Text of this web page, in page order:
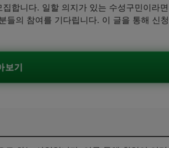
합니다. 일할 의지가 있는 수성구민이라
들의 참여를 기다립니다. 이 글을 통해 신
보기